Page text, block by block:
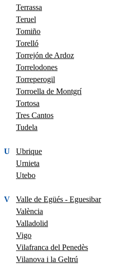
Terrassa
Teruel
Tomiño
Torelló
Torrejón de Ardoz
Torrelodones
Torreperogil
Torroella de Montgrí
Tortosa
Tres Cantos
Tudela
U
Ubrique
Urnieta
Utebo
V
Valle de Egüés - Eguesibar
València
Valladolid
Vigo
Vilafranca del Penedès
Vilanova i la Geltrú